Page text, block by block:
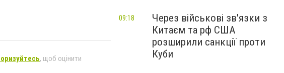
, щоб оцінити
Через військові зв'язки з
Китаєм та рф США
розширили санкції проти
Куби
09:18